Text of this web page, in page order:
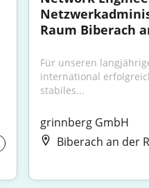
Raum Biberach
Für unseren
international
stabiles...
grinnberg GmbH
Biberach an der